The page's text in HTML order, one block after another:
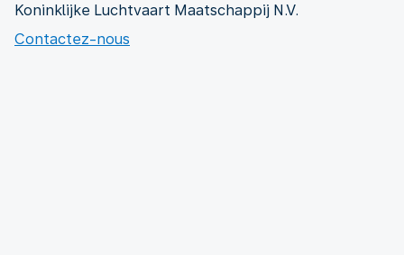
Koninklijke Luchtvaart Maatschappij N.V.
Contactez-nous